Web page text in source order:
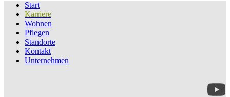
Start
Karriere
Wohnen
Pflegen
Standorte
Kontakt
Unternehmen